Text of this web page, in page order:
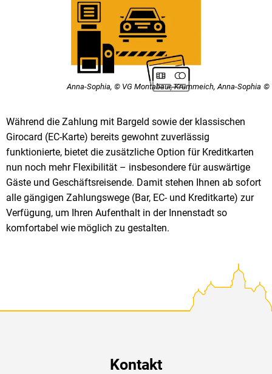
Anna-Sophia, © VG Montabaur, Krummeich, Anna-Sophia
Während die Zahlung mit Bargeld sowie der klassischen
Girocard (EC-Karte) bereits gewohnt zuverlässig
funktionierte, bietet die zusätzliche Option für Kreditkarten
nun noch mehr Flexibilität – insbesondere für auswärtige
Gäste und Geschäftsreisende. Damit stehen Ihnen ab sofort
alle gängigen Zahlungswege (Bar, EC- und Kreditkarte) zur
Verfügung, um Ihren Aufenthalt in der Innenstadt so
komfortabel wie möglich zu gestalten.
Kontakt